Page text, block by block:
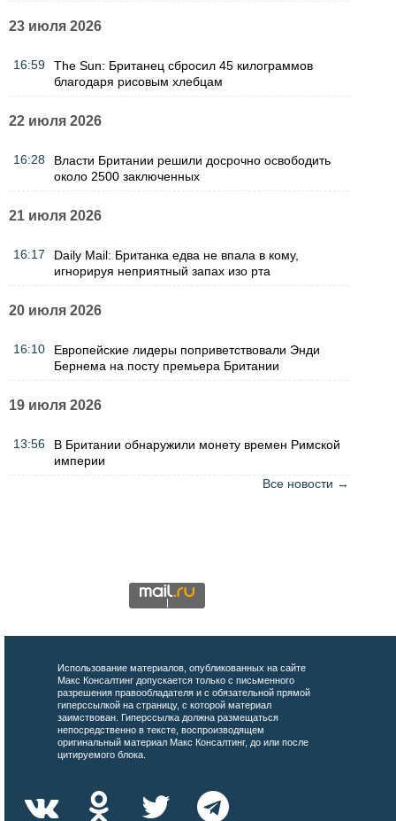
23 июля 2026
16:59
The Sun: Британец сбросил 45 килограммов
благодаря рисовым хлебцам
22 июля 2026
16:28
Власти Британии решили досрочно освободить
около 2500 заключенных
21 июля 2026
16:17
Daily Mail: Британка едва не впала в кому,
игнорируя неприятный запах изо рта
20 июля 2026
16:10
Европейские лидеры поприветствовали Энди
Бернема на посту премьера Британии
19 июля 2026
13:56
В Британии обнаружили монету времен Римской
империи
Все новости →
Использование материалов, опубликованных на сайте
Макс Консалтинг допускается только с письменного
разрешения правообладателя и с обязательной прямой
гиперссылкой на страницу, с которой материал
заимствован. Гиперссылка должна размещаться
непосредственно в тексте, воспроизводящем
оригинальный материал Макс Консалтинг, до или после
цитируемого блока.